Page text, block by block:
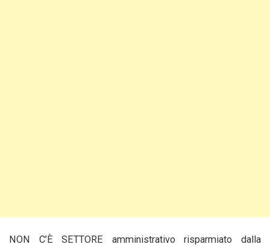
NON C’È SETTORE amministrativo risparmiato dalla